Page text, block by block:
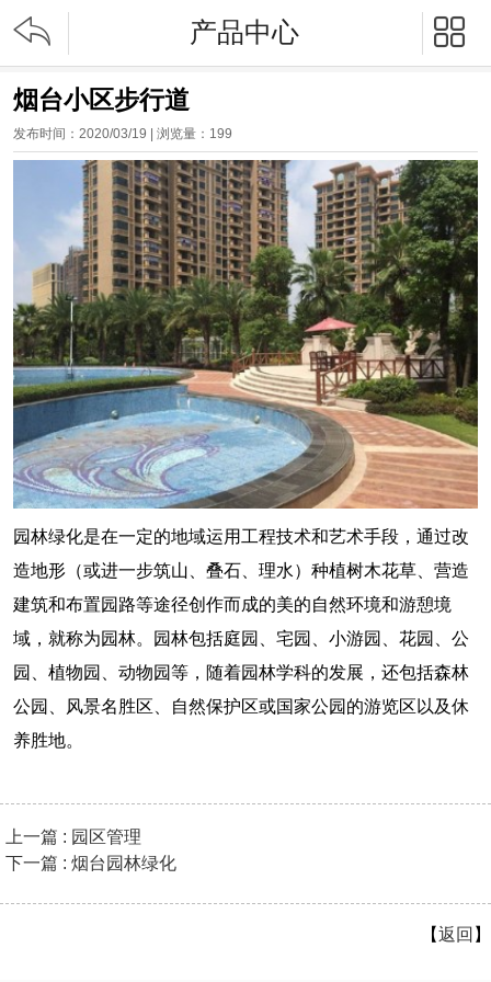
 产品中心 
烟台小区步行道
发布时间：2020/03/19 | 浏览量： 199
园林绿化是在一定的地域运用工程技术和艺术手段，通过改
造地形（或进一步筑山、叠石、理水）种植树木花草、营造
建筑和布置园路等途径创作而成的美的自然环境和游憩境
域，就称为园林。园林包括庭园、宅园、小游园、花园、公
园、植物园、动物园等，随着园林学科的发展，还包括森林
公园、风景名胜区、自然保护区或国家公园的游览区以及休
养胜地。
上一篇 : 园区管理
下一篇 : 烟台园林绿化
【返回 】